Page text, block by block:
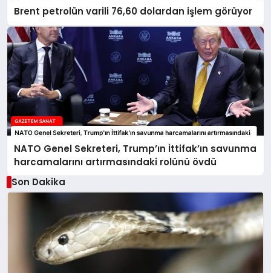
Brent petrolün varili 76,60 dolardan işlem görüyor
NATO Genel Sekreteri, Trump’ın İttifak’ın savunma
harcamalarını artırmasındaki rolünü övdü
Son Dakika